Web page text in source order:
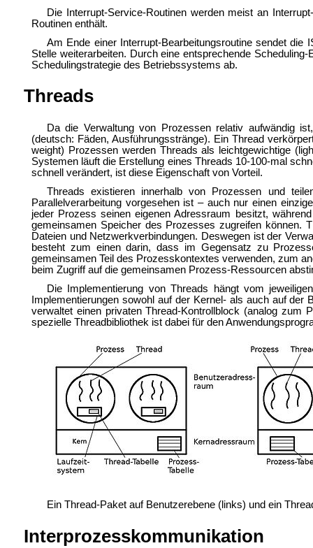
Die Interrupt-Service-Routinen werden meist an
Routinen enthält.
Am Ende einer Interrupt-Bearbeitungsroutine sendet
Stelle weiterarbeiten. Durch eine entsprechende
Schedulingstrategie des Betriebssystems ab.
Threads
Da die Verwaltung von Prozessen relativ aufwändig
(deutsch: Fäden, Ausführungsstränge). Ein Thread
weight) Prozessen werden Threads als leichtgewichtige
Systemen läuft die Erstellung eines Threads 10-100-mal
schnell verändert, ist diese Eigenschaft von Vorteil.
Threads existieren innerhalb von Prozessen und
Parallelverarbeitung vorgesehen ist – auch nur einen
jeder Prozess seinen eigenen Adressraum besitzt,
gemeinsamen Speicher des Prozesses zugreifen können.
Dateien und Netzwerkverbindungen. Deswegen ist der
besteht zum einen darin, dass im Gegensatz zu
gemeinsamen Teil des Prozesskontextes verwenden, zum
beim Zugriff auf die gemeinsamen Prozess-Ressourcen
Die Implementierung von Threads hängt vom
Implementierungen sowohl auf der Kernel- als auch auf
verwaltet einen privaten Thread-Kontrollblock (analog
spezielle Threadbibliothek ist dabei für den
Ein Thread-Paket auf Benutzerebene (links) und ein
Interprozesskommunikation